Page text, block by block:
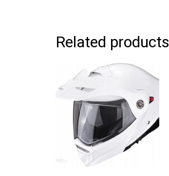
Related products